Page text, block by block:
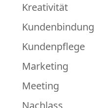
Kreativität
Kundenbindung
Kundenpflege
Marketing
Meeting
Nachlass